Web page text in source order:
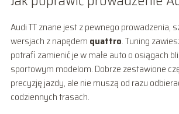
Audi TT znane jest z pewnego prowadzenia,
wersjach z napędem quattro. Tuning
potrafi zamienić je w małe auto o osiągach
sportowym modelom. Dobrze zestawione
precyzję jazdy, ale nie muszą od razu
codziennych trasach.